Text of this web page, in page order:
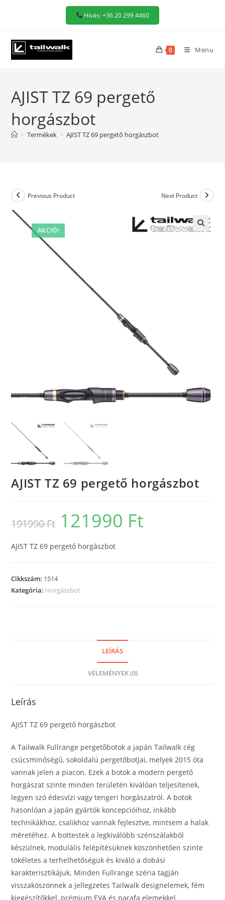
Hívás: +36 20 299 4460
0 Menu
AJIST TZ 69 pergető
horgászbot
> Termékek > AJIST TZ 69 pergető horgászbot
AKCIÓ!
Previous Product Next Product
AJIST TZ 69 pergető horgászbot
191990Ft
Original
price
was:
121990 Ft
AJIST TZ 69 pergető horgászbot
Cikkszám: 1514
Kategória: Horgászbot
LEÍRÁS
VÉLEMÉNYEK (0)
Leírás
AJIST TZ 69 pergető horgászbot
A Tailwalk Fullrange pergetőbotok a japán Tailwalk cég
csúcsminőségű, sokoldalú pergetőbotjai, melyek 2015 óta
vannak jelen a piacon. Ezek a botok a modern pergető
horgászat szinte minden területén kiválóan teljesítenek,
legyen szó édesvízi vagy tengeri horgászatról. A botok
hasonlóan a japán gyártók koncepcióihoz, inkább
technikákhoz, csalikhoz vannak fejlesztve, mintsem a halak
méretéhez. A bottestek a legkiválóbb szénszálakból
készülnek, modulális felépítésüknek köszönhetően szinte
tökéletes a terhelhetőségük és kiváló a dobási
karakterisztikájuk. Minden Fullrange széria tagján
visszaköszönnek a jellegzetes Tailwalk designelemek, fém
kiegészítőkkel, prémium EVA és parafa elemekkel